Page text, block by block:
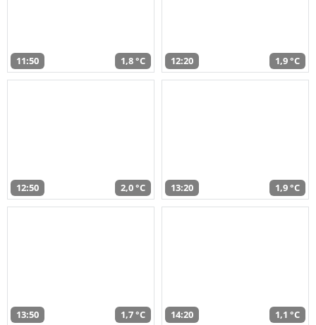
11:50 1,8 °C 12:20 1,9 °C
12:50 2,0 °C 13:20 1,9 °C
13:50 1,7 °C 14:20 1,1 °C